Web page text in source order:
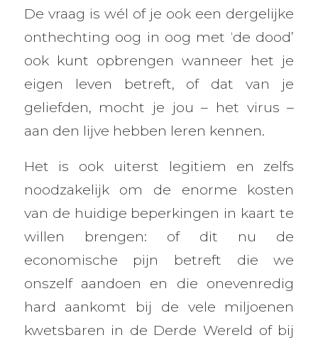
De vraag is wél of je ook een dergelijke
onthechting oog in oog met ‘de dood’
ook kunt opbrengen wanneer het je
eigen leven betreft, of dat van je
geliefden, mocht je jou – het virus –
aan den lijve hebben leren kennen.
Het is ook uiterst legitiem en zelfs
noodzakelijk om de enorme kosten
van de huidige beperkingen in kaart te
willen brengen: of dit nu de
economische pijn betreft die we
onszelf aandoen en die onevenredig
hard aankomt bij de vele miljoenen
kwetsbaren in de Derde Wereld of bij